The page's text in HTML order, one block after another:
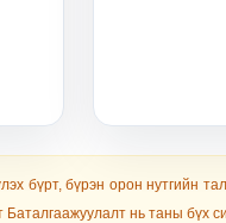
бүрт, бүрэн орон нутгийн
Баталгаажуулалт нь таны бүх